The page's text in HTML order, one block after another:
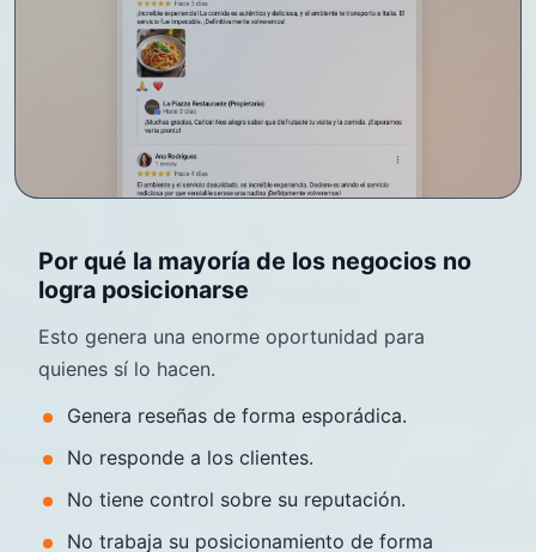
Por qué la mayoría de los negocios no
logra posicionarse
Esto genera una enorme oportunidad para
quienes sí lo hacen.
Genera reseñas de forma esporádica.
No responde a los clientes.
No tiene control sobre su reputación.
No trabaja su posicionamiento de forma